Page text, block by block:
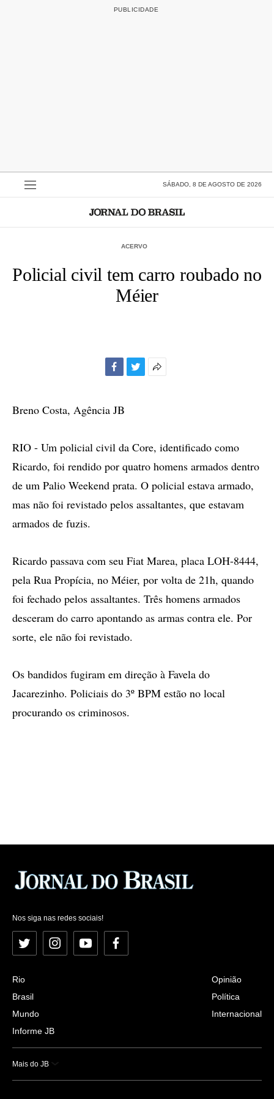
SÁBADO, 8 DE AGOSTO DE 2026
ACERVO
Policial civil tem carro roubado no
Méier
Breno Costa, Agência JB
RIO - Um policial civil da Core, identificado como
Ricardo, foi rendido por quatro homens armados dentro
de um Palio Weekend prata. O policial estava armado,
mas não foi revistado pelos assaltantes, que estavam
armados de fuzis.
Ricardo passava com seu Fiat Marea, placa LOH-8444,
pela Rua Propícia, no Méier, por volta de 21h, quando
foi fechado pelos assaltantes. Três homens armados
desceram do carro apontando as armas contra ele. Por
sorte, ele não foi revistado.
Os bandidos fugiram em direção à Favela do
Jacarezinho. Policiais do 3º BPM estão no local
procurando os criminosos.
Nos siga nas redes sociais!
Twitter InstagramYouTubeFacebook
Rio
Brasil
Mundo
Informe JB
Opinião
Política
Internacional
Mais do JB
Esportes